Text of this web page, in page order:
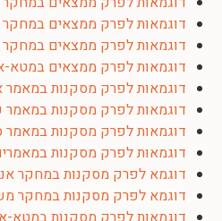
דוגמאות לפרק ממצאים במחקר
דוגמאות לפרק ממצאים במחקר
דוגמאות לפרק ממצאים במטא-
דוגמאות לפרק מסקנות במאמר
דוגמאות לפרק מסקנות במאמר
דוגמאות לפרק מסקנות במאמר
דוגמאות לפרק מסקנות
דוגמא לפרק מסקנות במחקר
דוגמא לפרק מסקנות במחקר